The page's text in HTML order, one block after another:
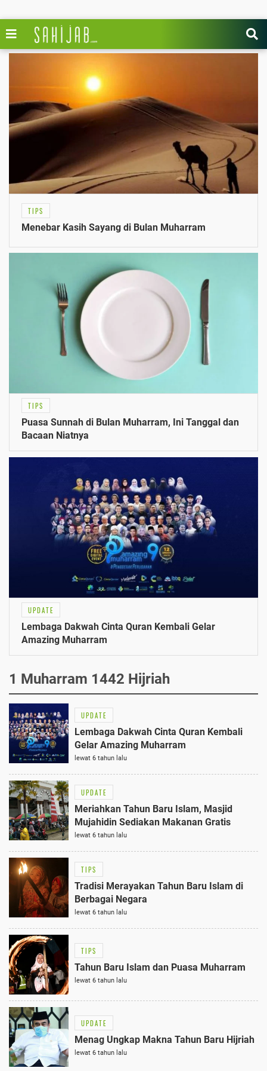
TIPS
Menebar Kasih Sayang di Bulan Muharram
TIPS
Puasa Sunnah di Bulan Muharram, Ini Tanggal dan
Bacaan Niatnya
UPDATE
Lembaga Dakwah Cinta Quran Kembali Gelar
Amazing Muharram
1 Muharram 1442 Hijriah
UPDATE
Lembaga Dakwah Cinta Quran Kembali
Gelar Amazing Muharram
lewat 6 tahun lalu
UPDATE
Meriahkan Tahun Baru Islam, Masjid
Mujahidin Sediakan Makanan Gratis
lewat 6 tahun lalu
TIPS
Tradisi Merayakan Tahun Baru Islam di
Berbagai Negara
lewat 6 tahun lalu
TIPS
Tahun Baru Islam dan Puasa Muharram
lewat 6 tahun lalu
UPDATE
Menag Ungkap Makna Tahun Baru Hijriah
lewat 6 tahun lalu